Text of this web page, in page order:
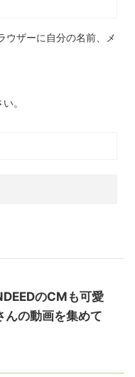
ウザーに自分の名前、メ
。
のCMも可愛
の動画を集めて